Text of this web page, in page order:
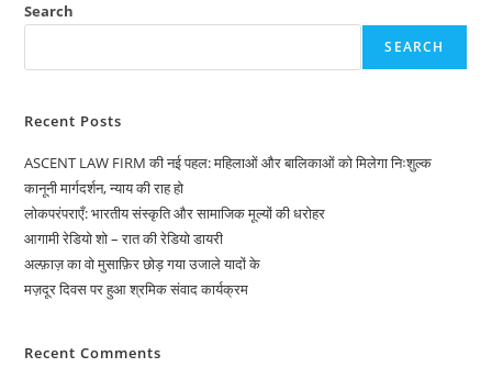
शाखा)
कैबिनेट
Search
SEARCH
Recent Posts
ASCENT LAW FIRM की नई पहल: महिलाओं और बालिकाओं को मिलेगा निःशुल्क
कानूनी मार्गदर्शन, न्याय की राह हो
लोकपरंपराएँ: भारतीय संस्कृति और सामाजिक मूल्यों की धरोहर
आगामी रेडियो शो – रात की रेडियो डायरी
अल्फ़ाज़ का वो मुसाफ़िर छोड़ गया उजाले यादों के
मज़दूर दिवस पर हुआ श्रमिक संवाद कार्यक्रम
Recent Comments